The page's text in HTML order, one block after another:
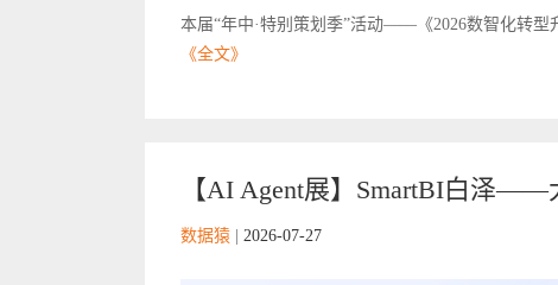
本届“年中·特别策划季”活动——《2026数智化转型
《全文》
【AI Agent展】SmartBI白泽——
数据猿 2026-07-27